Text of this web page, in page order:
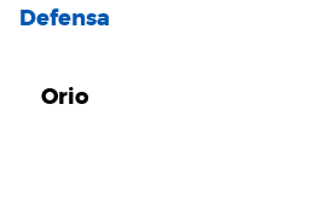
Defensa
Orio